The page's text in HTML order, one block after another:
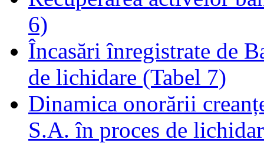
6)
Încasări înregistrate de
de lichidare (Tabel 7)
Dinamica onorării
S.A. în proces de